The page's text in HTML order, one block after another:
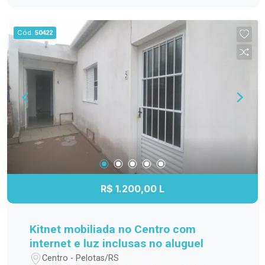
aproveitamento do espaço; Banheiro completo;
Apartamento localizado no 3º andar,
proporcionando mais privacidade, boa ventilação
e excelente iluminação natural. Localização
Localizado na Avenida Duque de Caxias, o
Residencial Estrela Gaúcha oferece fácil acesso
aos principais pontos da cidade. O imóvel está
próximo a supermercados, escolas, farmácias,
transporte público e diversos comércios e
serviços, trazendo mais praticidade para o dia a
de conhecer este apartamento. Entre em contato
e agende sua visita para descobrir tudo o que
Cód. 50422
R$ 1.200,00 L
Kitnet mobiliada no Centro com
internet e luz inclusas no aluguel
Centro - Pelotas/RS